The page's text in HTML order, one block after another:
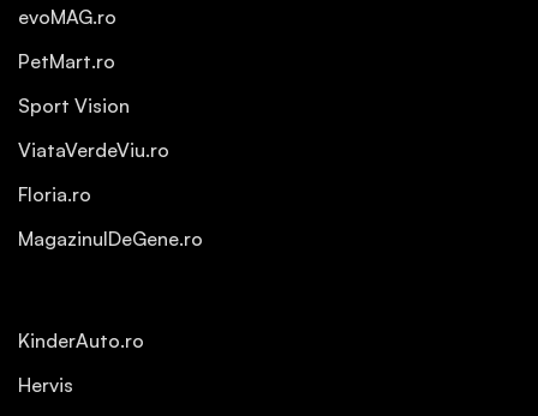
evoMAG.ro
PetMart.ro
Sport Vision
ViataVerdeViu.ro
Floria.ro
MagazinulDeGene.ro
KinderAuto.ro
Hervis